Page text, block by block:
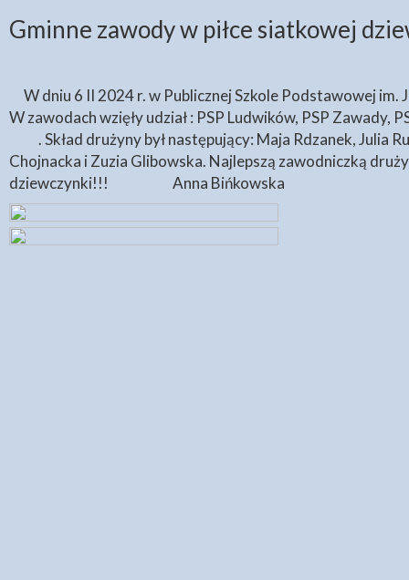
Gminne zawody w piłce siatkowej
W dniu 6 II 2024 r. w Publicznej Szkole Podstawowej
W zawodach wzięły udział : PSP Ludwików, PSP Zawady,
. Skład drużyny był następujący: Maja Rdzanek,
Chojnacka i Zuzia Glibowska. Najlepszą zawodniczką
dziewczynki!!!
Anna Bińkowska